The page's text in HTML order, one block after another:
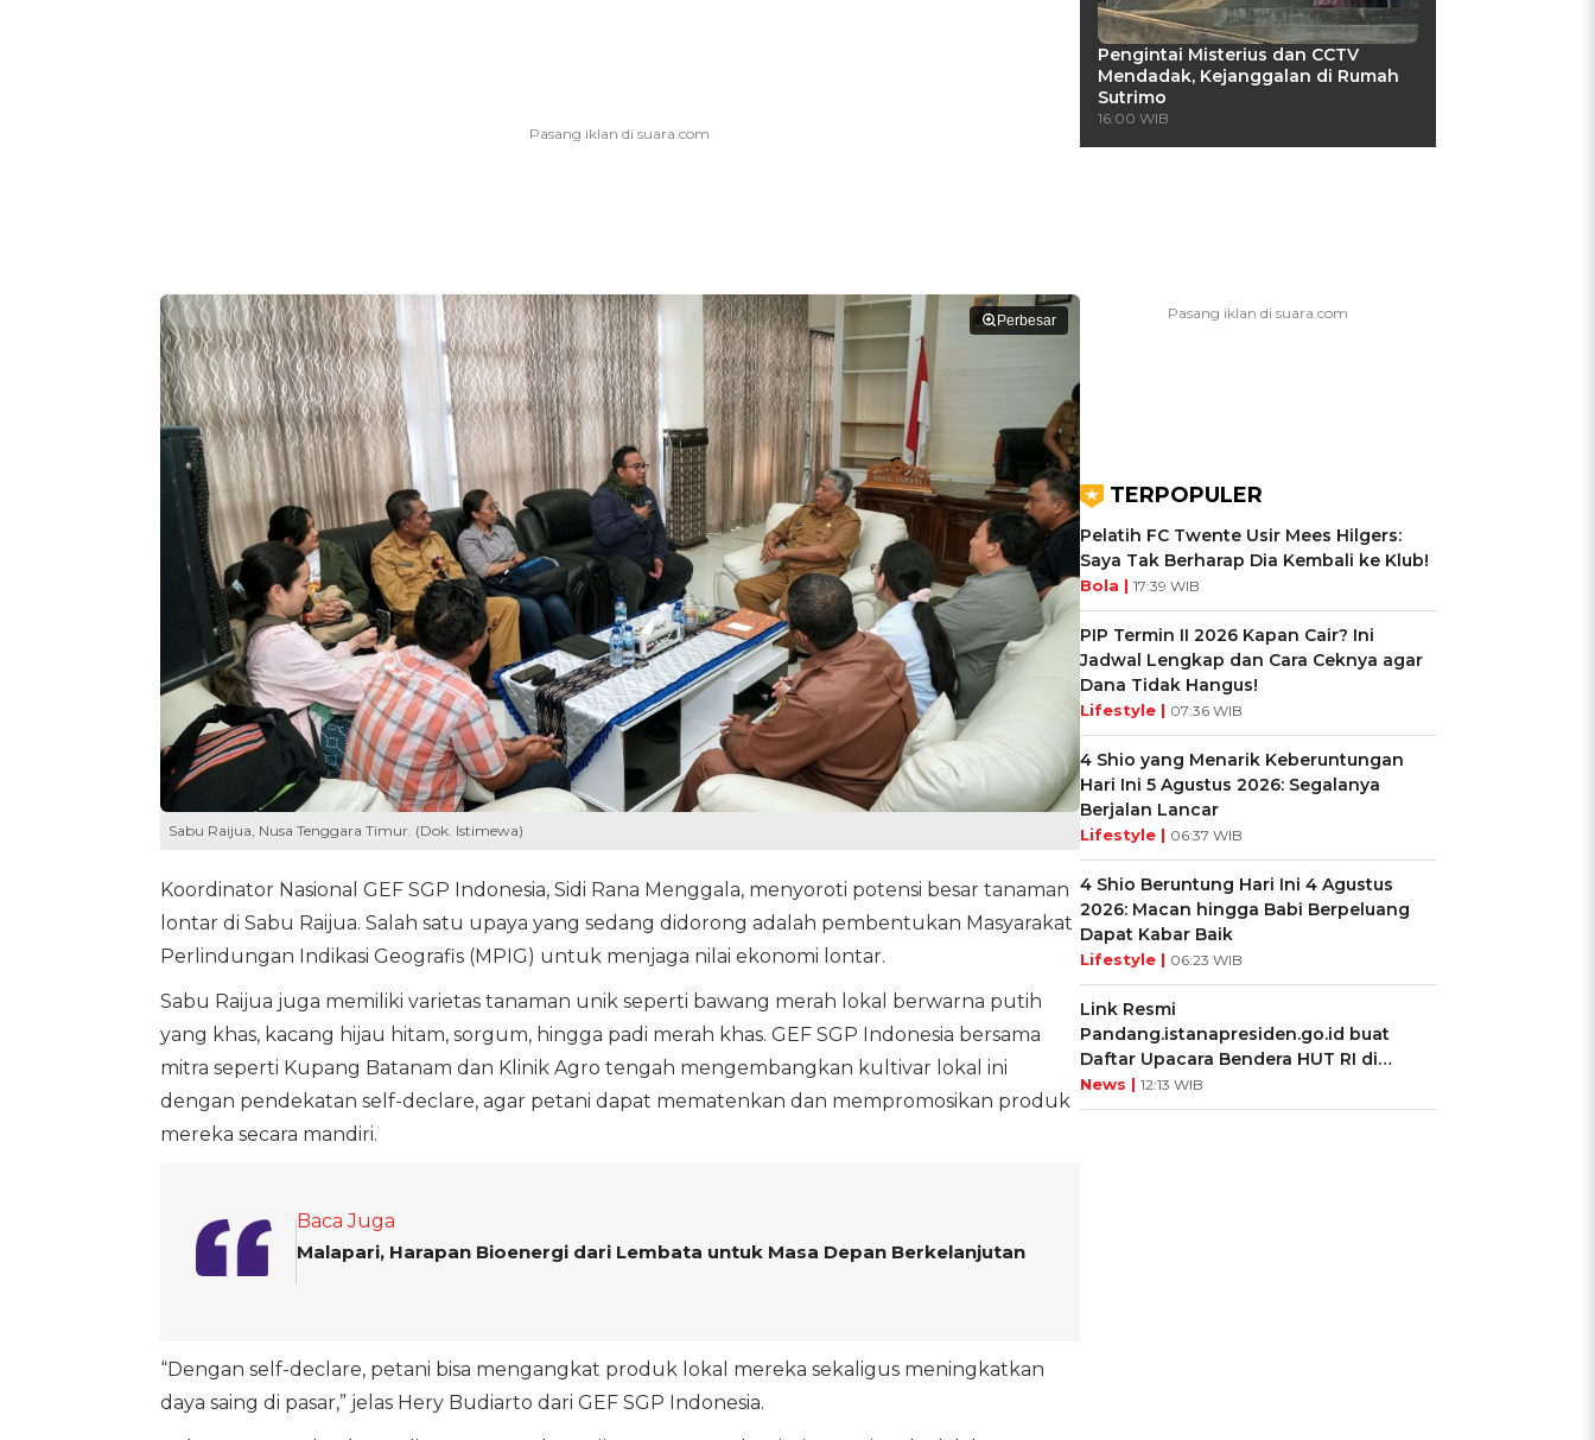
Perbesar
Sabu Raijua, Nusa Tenggara Timur. (Dok. Istimewa)
Koordinator Nasional GEF SGP Indonesia, Sidi Rana Menggala, menyoroti potensi besar tanaman
lontar di Sabu Raijua. Salah satu upaya yang sedang didorong adalah pembentukan Masyarakat
Perlindungan Indikasi Geografis (MPIG) untuk menjaga nilai ekonomi lontar.
Sabu Raijua juga memiliki varietas tanaman unik seperti bawang merah lokal berwarna putih
yang khas, kacang hijau hitam, sorgum, hingga padi merah khas. GEF SGP Indonesia bersama
mitra seperti Kupang Batanam dan Klinik Agro tengah mengembangkan kultivar lokal ini
dengan pendekatan self-declare, agar petani dapat mematenkan dan mempromosikan produk
mereka secara mandiri.
Baca Juga
Malapari, Harapan Bioenergi dari Lembata untuk Masa Depan Berkelanjutan
“Dengan self-declare, petani bisa mengangkat produk lokal mereka sekaligus meningkatkan
daya saing di pasar,” jelas Hery Budiarto dari GEF SGP Indonesia.
Pengintai Misterius dan CCTV
Mendadak, Kejanggalan di Rumah
Sutrimo
16:00 WIB
TERPOPULER
Pelatih FC Twente Usir Mees Hilgers:
Saya Tak Berharap Dia Kembali ke Klub!
Bola | 17:39 WIB
PIP Termin II 2026 Kapan Cair? Ini
Jadwal Lengkap dan Cara Ceknya agar
Dana Tidak Hangus!
Lifestyle | 07:36 WIB
4 Shio yang Menarik Keberuntungan
Hari Ini 5 Agustus 2026: Segalanya
Berjalan Lancar
Lifestyle | 06:37 WIB
4 Shio Beruntung Hari Ini 4 Agustus
2026: Macan hingga Babi Berpeluang
Dapat Kabar Baik
Lifestyle | 06:23 WIB
Link Resmi
Pandang.istanapresiden.go.id buat
Daftar Upacara Bendera HUT RI di
Istana Negara
News | 12:13 WIB